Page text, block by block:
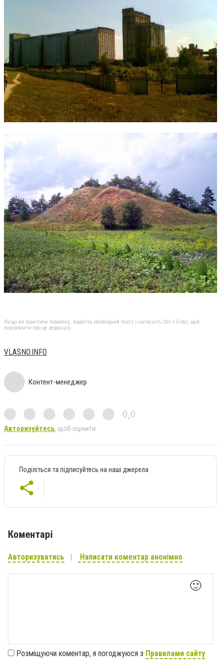
Якщо ви помітили помилку, виділіть необхідний текст і натисніть Ctrl + Enter, щоб
повідомити про це редакцію
VLASNO.INFO
Контент-менеджер
0,0
Авторизуйтесь, щоб оцінити
Поділіться та підписуйтесь на наші джерела
Коментарі
Авторизуватись Написати коментар анонімно
🙂
Розміщуючи коментар, я погоджуюся з Правилами сайту